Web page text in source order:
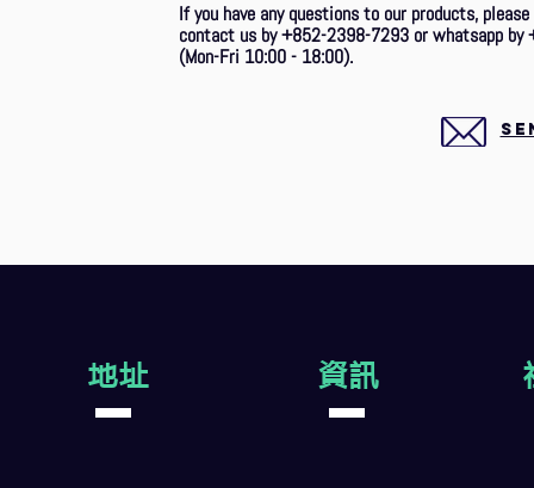
If you have any questions to our products,
contact us by +852-2398-7293 or whatsapp by
(Mon-Fri 10:00 - 18:00).
地址 資訊